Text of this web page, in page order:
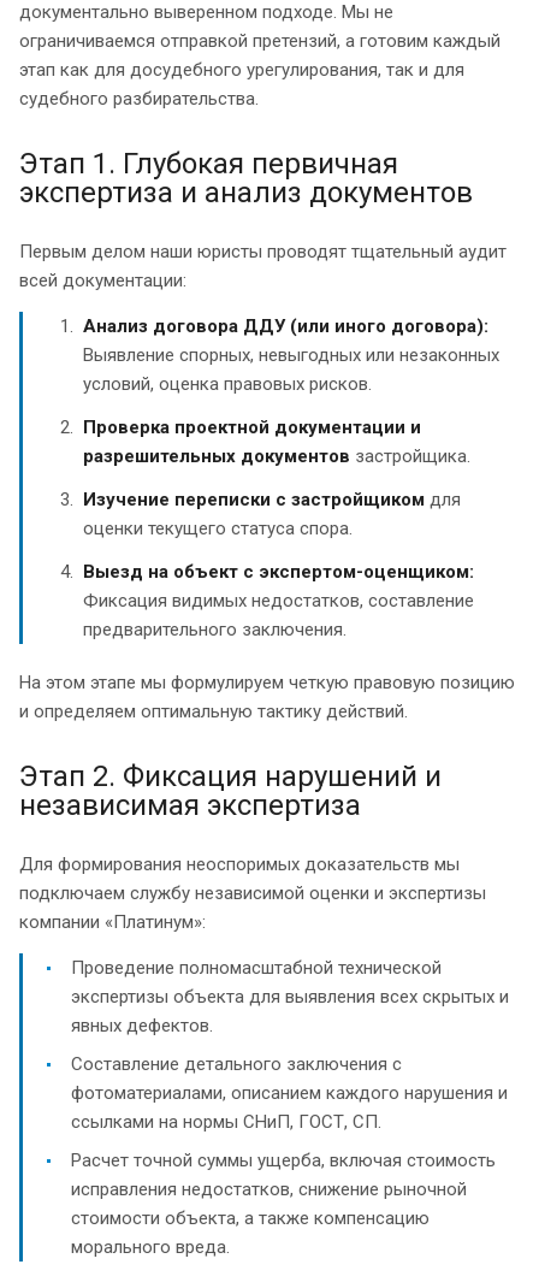
документально выверенном подходе. Мы не
ограничиваемся отправкой претензий, а готовим каждый
этап как для досудебного урегулирования, так и для
судебного разбирательства.
Этап 1. Глубокая первичная
экспертиза и анализ документов
Первым делом наши юристы проводят тщательный аудит
всей документации:
Анализ договора ДДУ (или иного договора):
Выявление спорных, невыгодных или незаконных
условий, оценка правовых рисков.
Проверка проектной документации и
разрешительных документов застройщика.
Изучение переписки с застройщиком для
оценки текущего статуса спора.
Выезд на объект с экспертом-оценщиком:
Фиксация видимых недостатков, составление
предварительного заключения.
На этом этапе мы формулируем четкую правовую позицию
и определяем оптимальную тактику действий.
Этап 2. Фиксация нарушений и
независимая экспертиза
Для формирования неоспоримых доказательств мы
подключаем службу независимой оценки и экспертизы
компании «Платинум»:
Проведение полномасштабной технической
экспертизы объекта для выявления всех скрытых и
явных дефектов.
Составление детального заключения с
фотоматериалами, описанием каждого нарушения и
ссылками на нормы СНиП, ГОСТ, СП.
Расчет точной суммы ущерба, включая стоимость
исправления недостатков, снижение рыночной
стоимости объекта, а также компенсацию
морального вреда.